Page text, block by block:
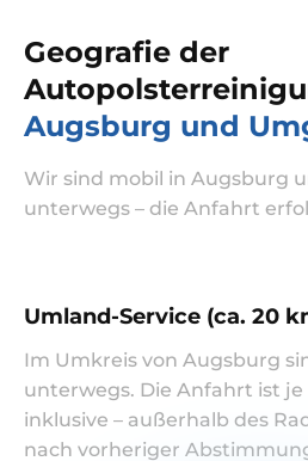
Geografie der
Augsburg und
Wir sind mobil in Augsburg
unterwegs – die Anfahrt
Umland-Service (ca. 20
Im Umkreis von Augsburg
unterwegs. Die Anfahrt ist
inklusive – außerhalb des
nach vorheriger